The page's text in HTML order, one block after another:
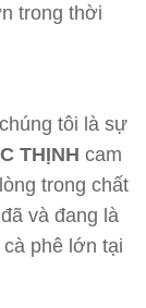
trong thời
tôi là sự
THỊNH cam
trong chất
và đang là
phê lớn tại